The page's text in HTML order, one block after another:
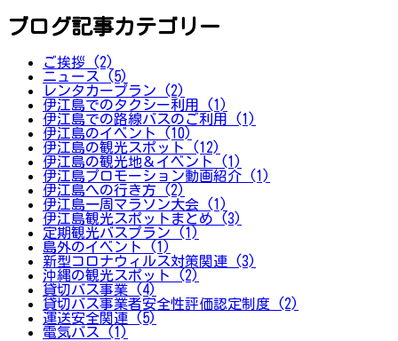
ブログ記事カテゴリー
ご挨拶 (2)
ニュース (5)
レンタカープラン (2)
伊江島でのタクシー利用 (1)
伊江島での路線バスのご利用 (1)
伊江島のイベント (10)
伊江島の観光スポット (12)
伊江島の観光地＆イベント (1)
伊江島プロモーション動画紹介 (1)
伊江島への行き方 (2)
伊江島一周マラソン大会 (1)
伊江島観光スポットまとめ (3)
定期観光バスプラン (1)
島外のイベント (1)
新型コロナウィルス対策関連 (3)
沖縄の観光スポット (2)
貸切バス事業 (4)
貸切バス事業者安全性評価認定制度 (2)
運送安全関連 (5)
電気バス (1)